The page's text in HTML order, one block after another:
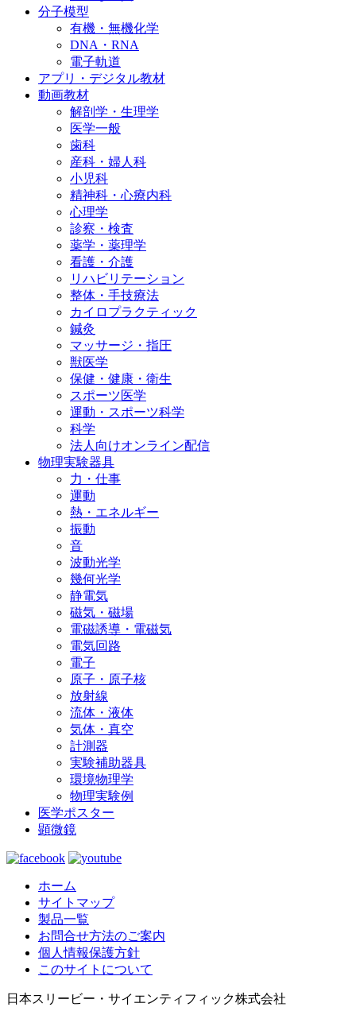
分子模型
有機・無機化学
DNA・RNA
電子軌道
アプリ・デジタル教材
動画教材
解剖学・生理学
医学一般
歯科
産科・婦人科
小児科
精神科・心療内科
心理学
診察・検査
薬学・薬理学
看護・介護
リハビリテーション
整体・手技療法
カイロプラクティック
鍼灸
マッサージ・指圧
獣医学
保健・健康・衛生
スポーツ医学
運動・スポーツ科学
科学
法人向けオンライン配信
物理実験器具
力・仕事
運動
熱・エネルギー
振動
音
波動光学
幾何光学
静電気
磁気・磁場
電磁誘導・電磁気
電気回路
電子
原子・原子核
放射線
流体・液体
気体・真空
計測器
実験補助器具
環境物理学
物理実験例
医学ポスター
顕微鏡
ホーム
サイトマップ
製品一覧
お問合せ方法のご案内
個人情報保護方針
このサイトについて
日本スリービー・サイエンティフィック株式会社